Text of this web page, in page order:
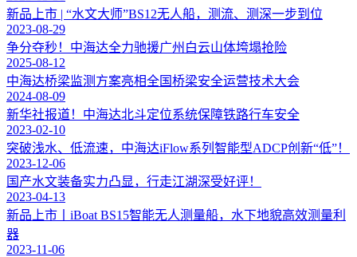
新品上市 | “水文大师”BS12无人船，测流、测深一步到位
2023-08-29
争分夺秒！中海达全力驰援广州白云山体垮塌抢险
2025-08-12
中海达桥梁监测方案亮相全国桥梁安全运营技术大会
2024-08-09
新华社报道！中海达北斗定位系统保障铁路行车安全
2023-02-10
突破浅水、低流速，中海达iFlow系列智能型ADCP创新“低”！
2023-12-06
国产水文装备实力凸显，行走江湖深受好评！
2023-04-13
新品上市丨iBoat BS15智能无人测量船，水下地貌高效测量利
器
2023-11-06